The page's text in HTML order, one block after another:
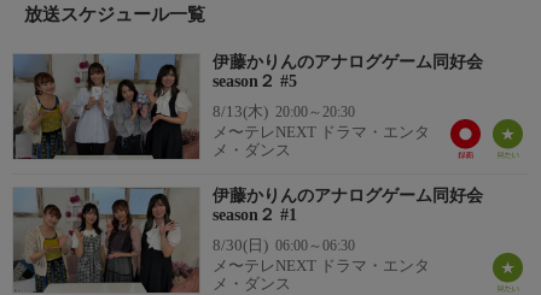
演：伊藤かりん、柚井ゆい、ゲスト：後藤萌咲（元ＡＫＢ４
２０２４年１０月初放送
放送スケジュール一覧
伊藤かりんのアナログゲーム同好会
season２ #5
8/13(木) 20:00～20:30
メ〜テレNEXT ドラマ・エンタ
メ・ダンス
伊藤かりんのアナログゲーム同好会
season２ #1
8/30(日) 06:00～06:30
メ〜テレNEXT ドラマ・エンタ
メ・ダンス